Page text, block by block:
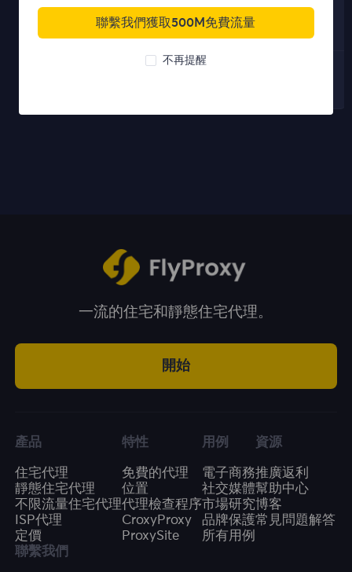
一流的住宅和靜態住宅代理。
開始
產品
住宅代理
靜態住宅代理
不限流量住宅代理
ISP代理
定價
特性
免費的代理
位置
代理檢查程序
CroxyProxy
ProxySite
用例
電子商務
社交媒體
市場研究
品牌保護
所有用例
資源
推廣返利
幫助中心
博客
常見問題解答
聯繫我們
聯繫我們獲取500M免費流量
不再提醒